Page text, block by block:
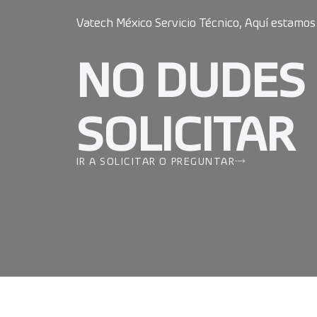
Vatech México Servicio Técnico, Aquí estamos
NO DUDES
SOLICITAR
IR A SOLICITAR O PREGUNTAR